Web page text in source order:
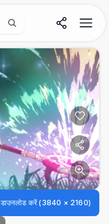
डाउनलोड करें(3840 × 2160)